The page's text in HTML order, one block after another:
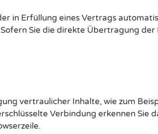
in Erfüllung eines Vertrags
Sie die direkte Übertragung
vertraulicher Inhalte, wie zum
Verbindung erkennen Sie